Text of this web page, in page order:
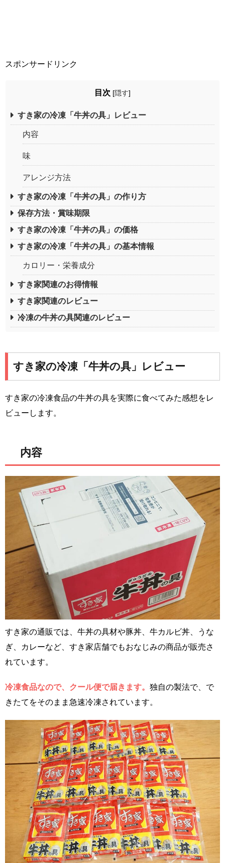
スポンサードリンク
目次 [隠す]
すき家の冷凍「牛丼の具」レビュー
内容
味
アレンジ方法
すき家の冷凍「牛丼の具」の作り方
保存方法・賞味期限
すき家の冷凍「牛丼の具」の価格
すき家の冷凍「牛丼の具」の基本情報
カロリー・栄養成分
すき家関連のお得情報
すき家関連のレビュー
冷凍の牛丼の具関連のレビュー
すき家の冷凍「牛丼の具」レビュー
すき家の冷凍食品の牛丼の具を実際に食べてみた感想をレ
ビューします。
内容
すき家の通販では、牛丼の具材や豚丼、牛カルビ丼、うな
ぎ、カレーなど、すき家店舗でもおなじみの商品が販売さ
れています。
冷凍食品なので、クール便で届きます。 独自の製法で、で
きたてをそのまま急速冷凍されています。